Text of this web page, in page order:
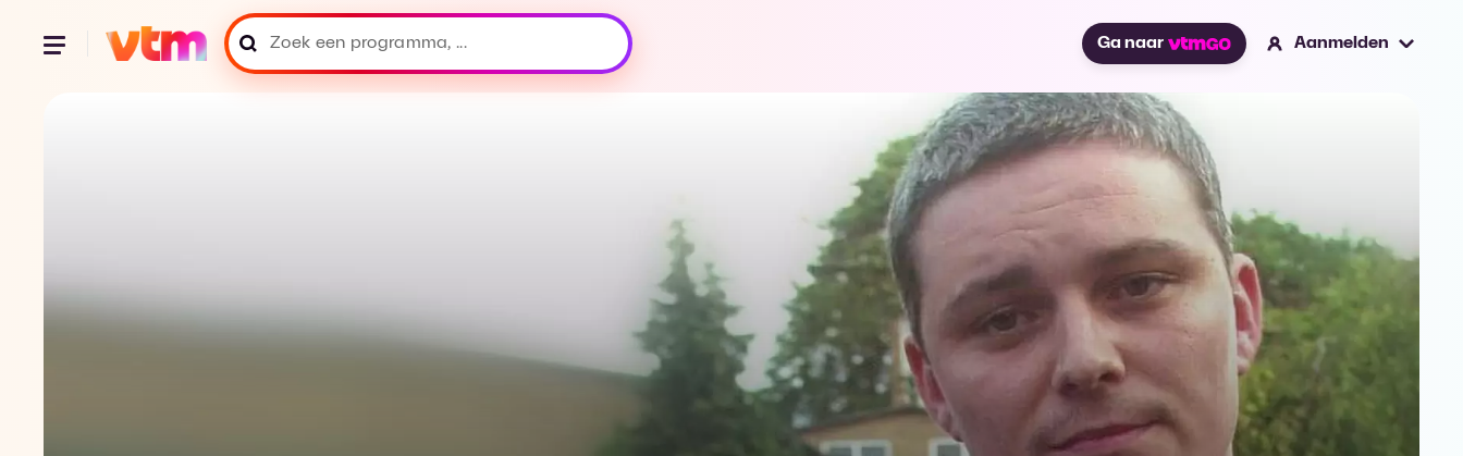
Oeps, browser niet ondersteund
Google Chrome Download
Firefox Download
Safari Download
Download
Ga naar Aanmelden